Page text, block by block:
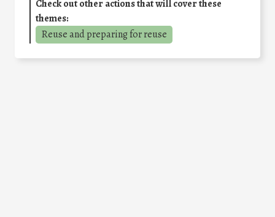
Check out other actions that will cover these
themes:
Reuse and preparing for reuse